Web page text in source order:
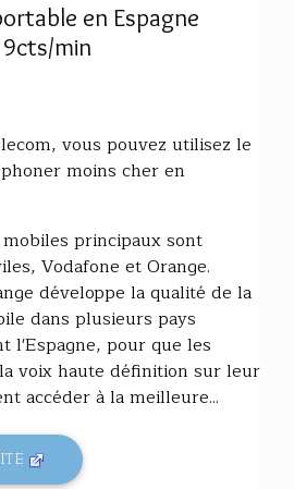
en Espagne
min
vous pouvez utilisez le
moins cher en
principaux sont
Vodafone et Orange.
développe la qualité de la
dans plusieurs pays
l'Espagne, pour que les
voix haute définition sur leur
accéder à la meilleure...